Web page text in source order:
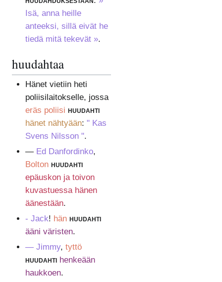
Isä, anna heille
anteeksi, sillä eivät he
tiedä mitä tekevät ».
huudahtaa
Hänet vietiin heti
poliisilaitokselle, jossa
eräs poliisi huudahti
hänet nähtyään: " Kas
Svens Nilsson ".
— Ed Danfordinko,
Bolton huudahti
epäuskon ja toivon
kuvastuessa hänen
äänestään.
- Jack! hän huudahti
ääni väristen.
— Jimmy, tyttö
huudahti henkeään
haukkoen.